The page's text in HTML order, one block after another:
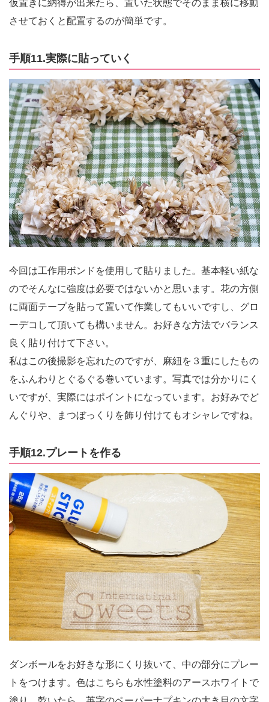
仮置きに納得が出来たら、置いた状態でそのまま横に移動
させておくと配置するのが簡単です。
手順11.実際に貼っていく
今回は工作用ボンドを使用して貼りました。基本軽い紙な
のでそんなに強度は必要ではないかと思います。花の方側
に両面テープを貼って置いて作業してもいいですし、グロ
ーデコして頂いても構いません。お好きな方法でバランス
良く貼り付けて下さい。
私はこの後撮影を忘れたのですが、麻紐を３重にしたもの
をふんわりとぐるぐる巻いています。写真では分かりにく
いですが、実際にはポイントになっています。お好みでど
んぐりや、まつぼっくりを飾り付けてもオシャレですね。
手順12.プレートを作る
ダンボールをお好きな形にくり抜いて、中の部分にプレー
トをつけます。色はこちらも水性塗料のアースホワイトで